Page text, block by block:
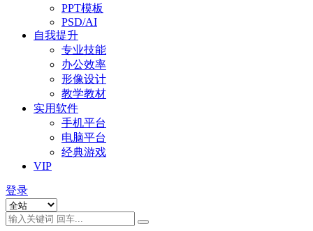
PPT模板
PSD/AI
自我提升
专业技能
办公效率
形像设计
教学教材
实用软件
手机平台
电脑平台
经典游戏
VIP
登录